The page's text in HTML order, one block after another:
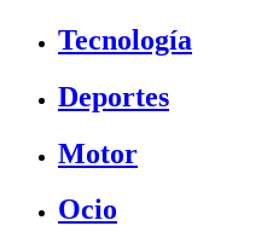
Tecnología
Deportes
Motor
Ocio